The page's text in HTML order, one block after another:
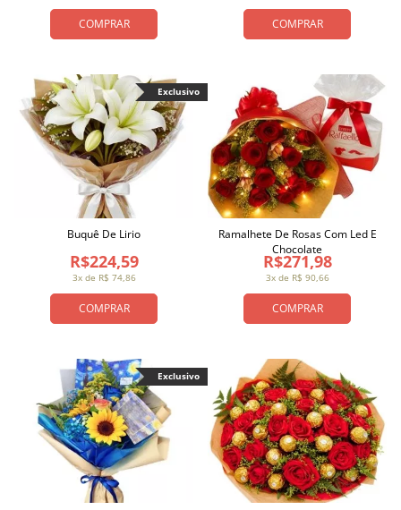
COMPRAR COMPRAR
COMPRAR
3x de R$ 74,86
R$224,59
Buquê De Lirio
Exclusivo
COMPRAR
3x de R$ 90,66
R$271,98
Ramalhete De Rosas Com Led E
Chocolate
Exclusivo